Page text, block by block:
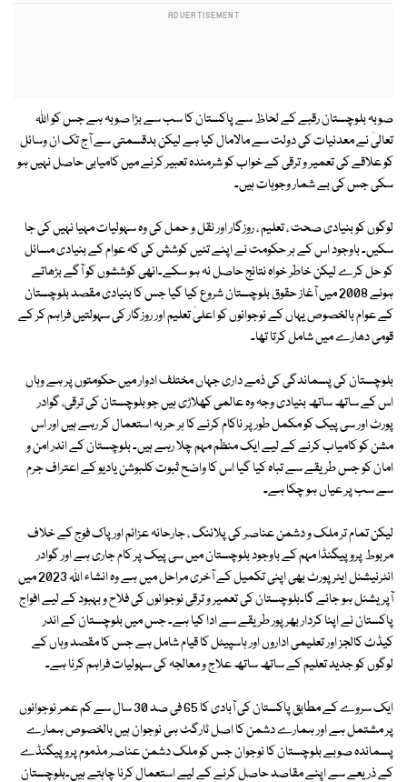
صوبہ بلوچستان رقبے کے لحاظ سے پاکستان کا سب سے بڑا صوبہ ہے جس کو اللہ
تعالیٰ نے معدنیات کی دولت سے مالامال کیا ہے لیکن بدقسمتی سے آج تک ان وسائل
کو علاقے کی تعمیر و ترقی کے خواب کو شرمندہ تعبیر کرنے میں کامیابی حاصل نہیں ہو
سکی جس کی بے شمار وجوہات ہیں۔
لوگوں کو بنیادی صحت ، تعلیم ، روزگار اور نقل و حمل کی وہ سہولیات مہیا نہیں کی جا
سکیں۔ باوجود اس کے ہر حکومت نے اپنے تئیں کوشش کی کہ عوام کے بنیادی مسائل
کو حل کرے لیکن خاطر خواہ نتائج حاصل نہ ہو سکے۔انھی کوششوں کو آگے بڑھاتے
ہوئے 2008 میں آغاز حقوق بلوچستان شروع کیا گیا جس کا بنیادی مقصد بلوچستان
کے عوام بالخصوص یہاں کے نوجوانوں کو اعلیٰ تعلیم اور روزگار کی سہولتیں فراہم کر کے
قومی دھارے میں شامل کرتا تھا۔
بلوچستان کی پسماندگی کی ذمے داری جہاں مختلف ادوار میں حکومتوں پر ہے وہاں
اس کے ساتھ ساتھ بنیادی وجہ وہ عالمی کھلاڑی ہیں جو بلوچستان کی ترقی، گوادر
پورٹ اور سی پیک کو مکمل طور پر ناکام کرنے کا ہر حربہ استعمال کر رہے ہیں اور اس
مشن کو کامیاب کرنے کے لیے ایک منظم مہم چلا رہے ہیں۔ بلوچستان کے اندر امن و
امان کو جس طریقے سے تباہ کیا گیا اس کا واضح ثبوت کلبوشن یادیو کے اعتراف جرم
سے سب پر عیاں ہو چکا ہے۔
لیکن تمام تر ملک و دشمن عناصر کی پلاننگ ، جارحانہ عزائم اور پاک فوج کے خلاف
مربوط پروپیگنڈا مہم کے باوجود بلوچستان میں سی پیک پر کام جاری ہے اور گوادر
انٹرنیشنل ایئرپورٹ بھی اپنی تکمیل کے آخری مراحل میں ہے وہ انشاء اللہ 2023 میں
آپریشنل ہو جائے گا۔بلوچستان کی تعمیر و ترقی نوجوانوں کی فلاح و بہبود کے لیے افواج
پاکستان نے اپنا کردار بھرپور طریقے سے ادا کیا ہے۔ جس میں بلوچستان کے اندر
کیڈٹ کالجز اور تعلیمی اداروں اور ہاسپیٹل کا قیام شامل ہے جس کا مقصد وہاں کے
لوگوں کو جدید تعلیم کے ساتھ ساتھ علاج و معالجہ کی سہولیات فراہم کرنا ہے۔
ایک سروے کے مطابق پاکستان کی آبادی کا 65 فی صد 30 سال سے کم عمر نوجوانوں
پر مشتمل ہے اور ہمارے دشمن کا اصل ٹارگٹ ہی نوجوان ہیں بالخصوص ہمارے
پسماندہ صوبے بلوچستان کا نوجوان جس کو ملک دشمن عناصر مذموم پروپیگنڈے
کے ذریعے سے اپنے مقاصد حاصل کرنے کے لیے استعمال کرنا چاہتے ہیں۔بلوچستان